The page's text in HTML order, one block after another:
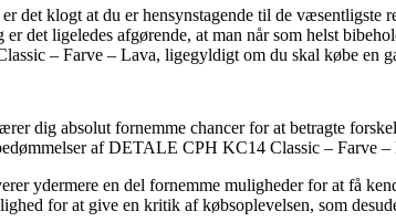
det klogt at du er hensynstagende til de
er det ligeledes afgørende, at man når som helst
– Farve – Lava, ligegyldigt om du skal købe en
dig absolut fornemme chancer for at betragte
af DETALE CPH KC14 Classic – Farve –
ydermere en del fornemme muligheder for at få
for at give en kritik af købsoplevelsen, som